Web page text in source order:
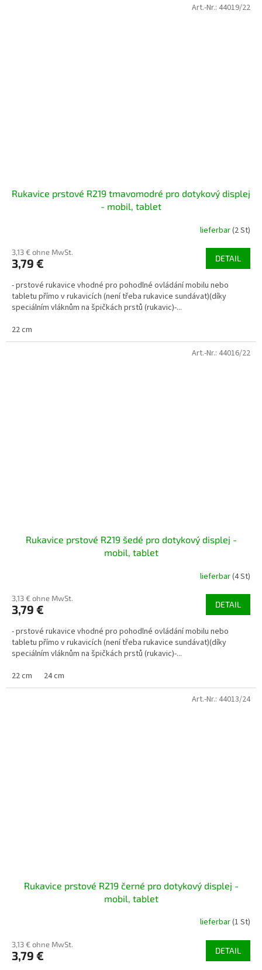
Rukavice prstové R219 tmavomodré pro dotykový displej
- mobil, tablet
lieferbar(2 St)
3,13 € ohne MwSt.
3,79 € DETAIL
- prstové rukavice vhodné pro pohodlné ovládání mobilu nebo
tabletu přímo v rukavicích (není třeba rukavice sundávat)(díky
speciálním vláknům na špičkách prstů (rukavic)-...
22 cm
Art.-Nr.: 44019/22
Rukavice prstové R219 šedé pro dotykový displej -
mobil, tablet
lieferbar(4 St)
3,13 € ohne MwSt.
3,79 € DETAIL
- prstové rukavice vhodné pro pohodlné ovládání mobilu nebo
tabletu přímo v rukavicích (není třeba rukavice sundávat)(díky
speciálním vláknům na špičkách prstů (rukavic)-...
22 cm
24 cm
Art.-Nr.: 44016/22
Rukavice prstové R219 černé pro dotykový displej -
mobil, tablet
lieferbar(1 St)
3,13 € ohne MwSt.
3,79 € DETAIL
Art.-Nr.: 44013/24